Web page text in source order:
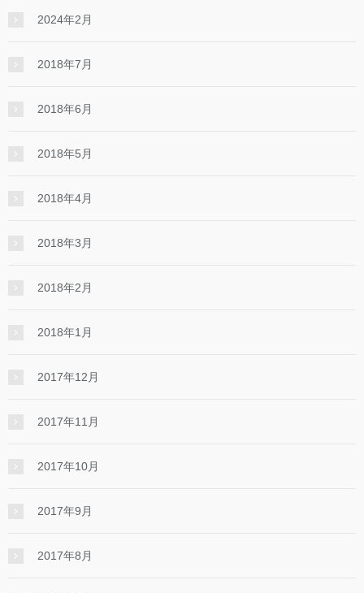
2024年2月
2018年7月
2018年6月
2018年5月
2018年4月
2018年3月
2018年2月
2018年1月
2017年12月
2017年11月
2017年10月
2017年9月
2017年8月